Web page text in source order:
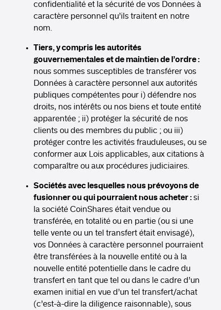
confidentialité et la sécurité de vos Données à
caractère personnel qu’ils traitent en notre
nom.
Tiers, y compris les autorités
gouvernementales et de maintien de l’ordre :
nous sommes susceptibles de transférer vos
Données à caractère personnel aux autorités
publiques compétentes pour i) défendre nos
droits, nos intérêts ou nos biens et toute entité
apparentée ; ii) protéger la sécurité de nos
clients ou des membres du public ; ou iii)
protéger contre les activités frauduleuses, ou se
conformer aux Lois applicables, aux citations à
comparaître ou aux procédures judiciaires.
Sociétés avec lesquelles nous prévoyons de
fusionner ou qui pourraient nous acheter :si
la société CoinShares était vendue ou
transférée, en totalité ou en partie (ou si une
telle vente ou un tel transfert était envisagé),
vos Données à caractère personnel pourraient
être transférées à la nouvelle entité ou à la
nouvelle entité potentielle dans le cadre du
transfert en tant que tel ou dans le cadre d’un
examen initial en vue d’un tel transfert/achat
(c’est-à-dire la diligence raisonnable), sous